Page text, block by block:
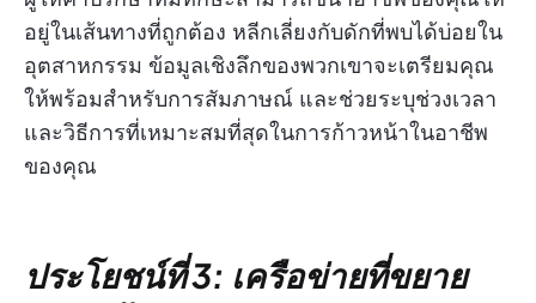
อยู่ในเส้นทางที่ถูกต้อง หลีกเลี่ยงกับดักที่พบได้บ่อยใน
อุตสาหกรรม ข้อมูลเชิงลึกของพวกเขาจะเตรียมคุณ
ให้พร้อมสำหรับการสัมภาษณ์ และช่วยระบุช่วงเวลา
และวิธีการที่เหมาะสมที่สุดในการก้าวหน้าในอาชีพ
ของคุณ
ประโยชน์ที่ 3: เครือข่ายที่ขยาย